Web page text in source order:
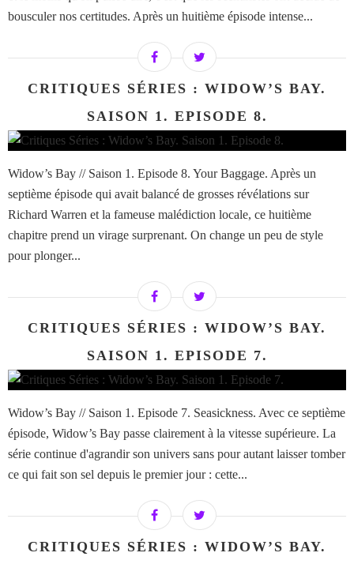
bousculer nos certitudes. Après un huitième épisode intense...
CRITIQUES SÉRIES : WIDOW’S BAY.
SAISON 1. EPISODE 8.
Widow’s Bay // Saison 1. Episode 8. Your Baggage. Après un
septième épisode qui avait balancé de grosses révélations sur
Richard Warren et la fameuse malédiction locale, ce huitième
chapitre prend un virage surprenant. On change un peu de style
pour plonger...
CRITIQUES SÉRIES : WIDOW’S BAY.
SAISON 1. EPISODE 7.
Widow’s Bay // Saison 1. Episode 7. Seasickness. Avec ce septième
épisode, Widow’s Bay passe clairement à la vitesse supérieure. La
série continue d'agrandir son univers sans pour autant laisser tomber
ce qui fait son sel depuis le premier jour : cette...
CRITIQUES SÉRIES : WIDOW’S BAY.